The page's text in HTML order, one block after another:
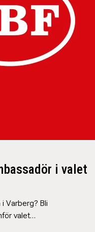
i valet
Varberg? Bli
valet…